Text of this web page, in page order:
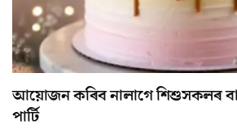
আয়োজন কৰিব নালাগে শিশুসকলৰ
পাৰ্টি